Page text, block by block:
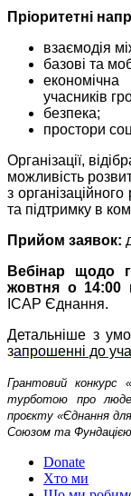
Пріоритетні
взаємодія
базові та
учасників
безпека;
простори
Організації,
можливість
з
та підтримку в
Прийом заявок:
Вебінар щодо
жовтня о 14:00
ІСАР Єднання.
Детальніше з
запрошенні до
Грантовий
турботою про
проєкту «Єднання
Союзом та Фундацією
Donate
Хто ми